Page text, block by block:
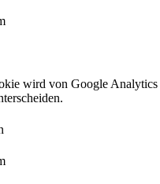
wird von Google